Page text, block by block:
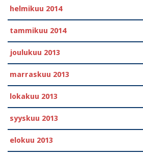
helmikuu 2014
tammikuu 2014
joulukuu 2013
marraskuu 2013
lokakuu 2013
syyskuu 2013
elokuu 2013